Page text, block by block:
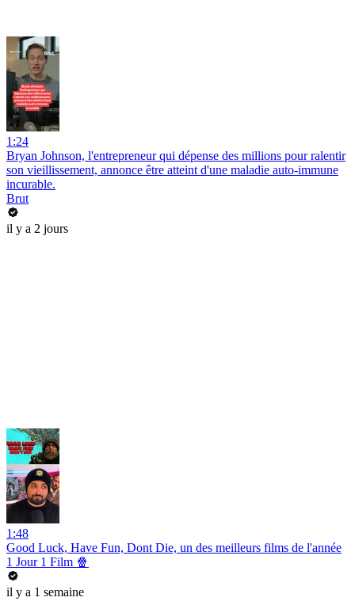
1:24
Bryan Johnson, l'entrepreneur qui dépense des millions pour ralentir
son vieillissement, annonce être atteint d'une maladie auto-immune
incurable.
Brut
il y a 2 jours
1:48
Good Luck, Have Fun, Dont Die, un des meilleurs films de l'année
1 Jour 1 Film 🍿
il y a 1 semaine